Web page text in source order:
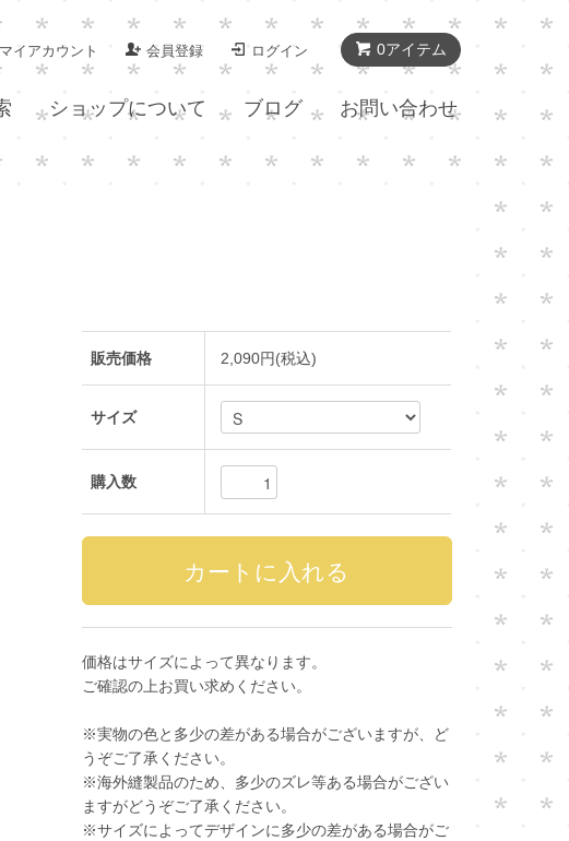
0アイテム
マイアカウント 会員登録 ログイン
ショップについて ブログ お問い合わせ
販売価格 2,090円(税込)
サイズ
購入数
価格はサイズによって異なります。
ご確認の上お買い求めください。
※実物の色と多少の差がある場合がございますが、ど
うぞご了承ください。
※海外縫製品のため、多少のズレ等ある場合がござい
ますがどうぞご了承ください。
※サイズによってデザインに多少の差がある場合がご